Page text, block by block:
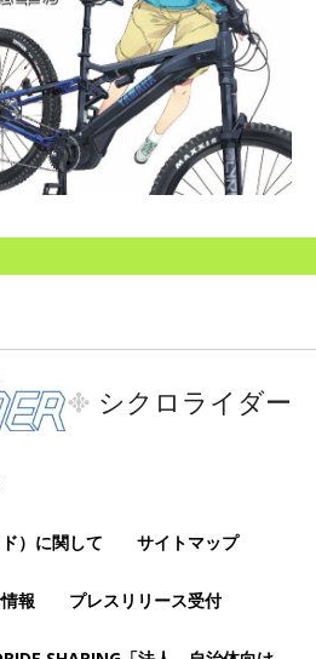
シクロライダー
）に関して サイトマップ
報 プレスリリース受付